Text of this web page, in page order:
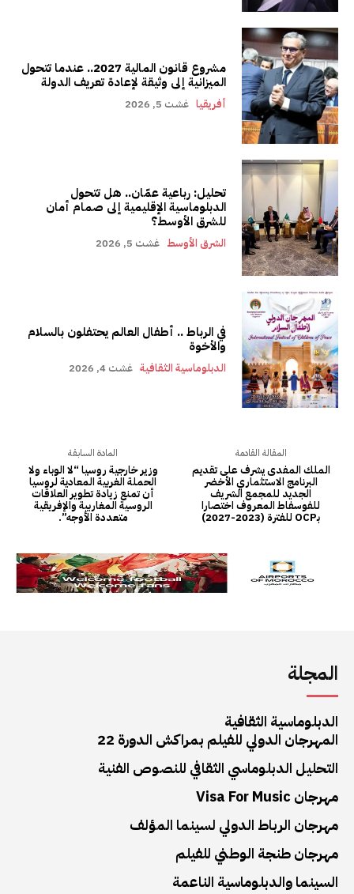
المجلة
الدبلوماسية الثقافية
المهرجان الدولي للفيلم بمراكش الدورة 22
التحليل الدبلوماسي الثقافي للنصوص الفنية
مهرجان Visa For Music
مهرجان الرباط الدولي لسينما المؤلف
مهرجان طنجة الوطني للفيلم
السينما والدبلوماسية الناعمة